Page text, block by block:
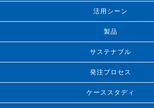
活用シーン
製品
サステナブル
発注プロセス
ケーススタディ